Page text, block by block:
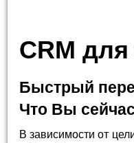
CRM
Быстрый
Что Вы
В зависимости от